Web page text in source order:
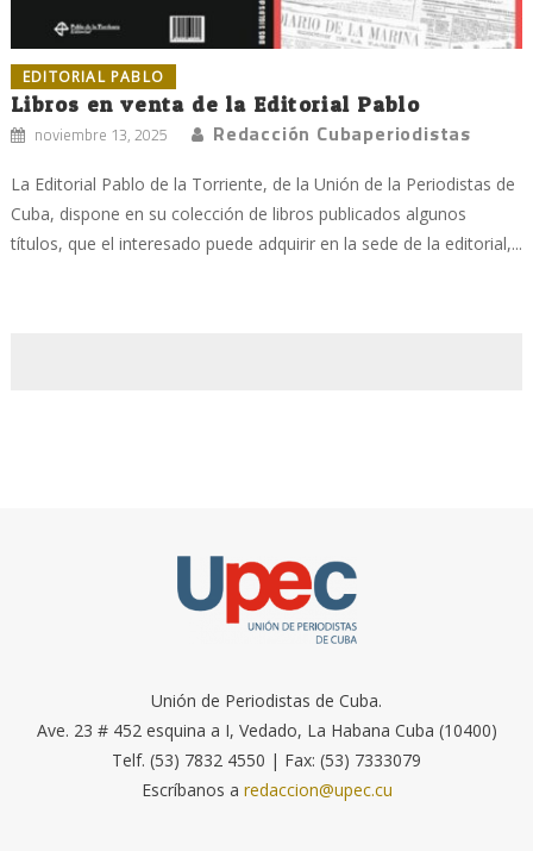
EDITORIAL PABLO
Libros en venta de la Editorial Pablo
noviembre 13, 2025 Redacción Cubaperiodistas
La Editorial Pablo de la Torriente, de la Unión de la Periodistas de
Cuba, dispone en su colección de libros publicados algunos
títulos, que el interesado puede adquirir en la sede de la editorial,...
Unión de Periodistas de Cuba.
Ave. 23 # 452 esquina a I, Vedado, La Habana Cuba (10400)
Telf. (53) 7832 4550 | Fax: (53) 7333079
Escríbanos a redaccion@upec.cu